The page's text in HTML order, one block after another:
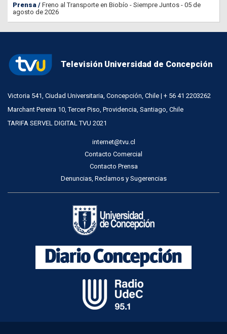
Prensa
Freno al Transporte en Biobío - Siempre Juntos - 05 de
agosto de 2026
Televisión Universidad de Concepción
Victoria 541, Ciudad Universitaria, Concepción, Chile | + 56 41 2203262
Marchant Pereira 10, Tercer Piso, Providencia, Santiago, Chile
TARIFA SERVEL DIGITAL TVU 2021
internet@tvu.cl
Contacto Comercial
Contacto Prensa
Denuncias, Reclamos y Sugerencias